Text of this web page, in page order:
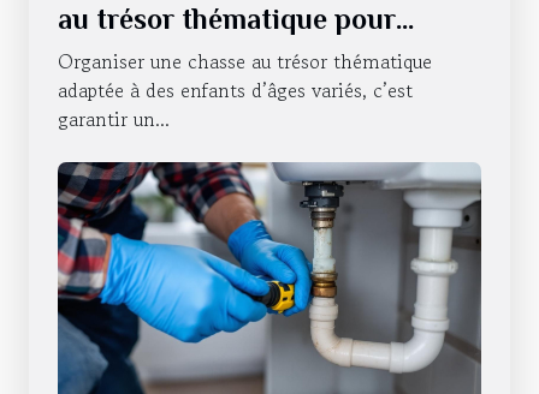
au trésor thématique pour
enfants de différents âges ?
Organiser une chasse au trésor thématique
adaptée à des enfants d’âges variés, c’est
garantir un...